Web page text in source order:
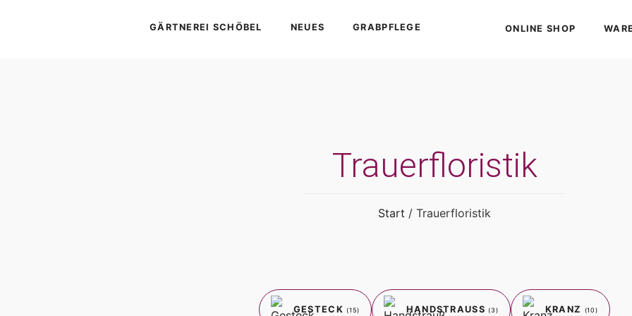
GÄRTNEREI SCHÖBEL NEUES GRABPFLEGE ONLINE SHOP
Trauerfloristik
Start / Trauerfloristik
GESTECK (15) HANDSTRAUSS (3) KRANZ (10)